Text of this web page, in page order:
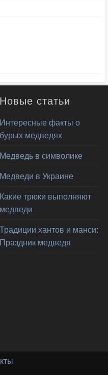
Новые статьи
Интересные факты о
бурых медведях
Медведь в символике
Медведи в Украине
Какие трюки выполняют
медведи
Традиции хантов и манси:
Праздник медведя